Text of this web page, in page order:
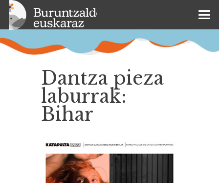
Dantza pieza
laburrak:
Bihar